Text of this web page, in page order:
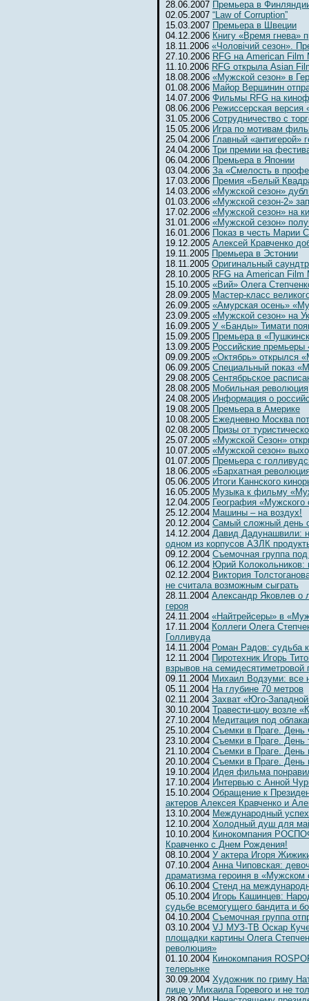
28.06.2007 Премьера в
02.05.2007 “Law of Corruption”
15.03.2007 Премьера в Швеции
04.12.2006 Книгу «Время гнева»
18.11.2006 «Чоловiчий сезон».
27.10.2006 RFG на American Film
11.10.2006 RFG открыла Asian
18.08.2006 «Мужской сезон» в
01.08.2006 Майор Вершинин
14.07.2006 Фильмы RFG на
08.06.2006 Режиссерская версия
31.05.2006 Сотрудничество с
15.05.2006 Игра по мотивам
25.04.2006 Главный «антигерой»
24.04.2006 Три премии на
06.04.2006 Премьера в Японии
03.04.2006 За «Смелость в
17.03.2006 Премия «Белый
14.03.2006 «Мужской сезон»
01.03.2006 «Мужской сезон-2»
17.02.2006 «Мужской сезон» на
31.01.2006 «Мужской сезон»
16.01.2006 Показ в честь Марии
19.12.2005 Алексей Кравченко
19.11.2005 Премьера в Эстонии
18.11.2005 Оригинальный
28.10.2005 RFG на American Film
15.10.2005 «Вий» Олега
28.09.2005 Мастер-класс
26.09.2005 «Амурская осень»
23.09.2005 «Мужской сезон» на
16.09.2005 У «Банды» Тимати
15.09.2005 Премьера в
13.09.2005 Российские премьеры
09.09.2005 «Октябрь» открылся
06.09.2005 Специальный показ
29.08.2005 Сентябрьское
28.08.2005 Мобильная революция
24.08.2005 Информация о
19.08.2005 Премьера в Америке
10.08.2005 Ежедневно Москва
02.08.2005 Призы от
25.07.2005 «Мужской Сезон»
10.07.2005 «Мужской сезон»
01.07.2005 Премьера с
18.06.2005 «Бархатная
05.06.2005 Итоги Каннского
16.05.2005 Музыка к фильму
12.04.2005 География «Мужского
25.12.2004 Машины – на воздух!
20.12.2004 Самый сложный день
14.12.2004 Давид Дадунашвили:
одном из корпусов АЗЛК
09.12.2004 Съемочная группа
06.12.2004 Юрий Колокольников:
02.12.2004 Виктория
не считала возможным сыграть
28.11.2004 Александр Яковлев о
героя
24.11.2004 «Найтрейсеры» в
17.11.2004 Коллеги Олега
Голливуда
14.11.2004 Роман Радов: судьба
12.11.2004 Пиротехник Игорь
взрывов на семидесятиметровой
09.11.2004 Михаил Водзуми: все
05.11.2004 На глубине 70 метров
02.11.2004 Захват «Юго-
30.10.2004 Травести-шоу возле
27.10.2004 Медитация под
25.10.2004 Съемки в Праге. День
23.10.2004 Съемки в Праге. День
21.10.2004 Съемки в Праге. День
20.10.2004 Съемки в Праге. День
19.10.2004 Идея фильма
17.10.2004 Интервью с Анной
15.10.2004 Обращение к
актеров Алексея Кравченко и
13.10.2004 Международный
12.10.2004 Холодный душ для
10.10.2004 Кинокомпания
Кравченко с Днем Рождения!
08.10.2004 У актера Игоря
07.10.2004 Анна Чиповская:
драматизма героиня в «Мужском
06.10.2004 Cтенд на
05.10.2004 Игорь Кашинцев:
судьбе всемогущего бандита и
04.10.2004 Съемочная группа
03.10.2004 VJ МУЗ-ТВ Оскар
площадки картины Олега
революция»
01.10.2004 Кинокомпания
телерынке
30.09.2004 Художник по гриму
лице у Михаила Горевого и не